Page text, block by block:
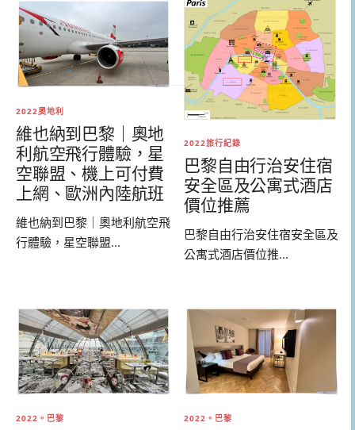
2022奧地利
維也納到巴黎｜奧地
利航空飛行體驗，星
空聯盟、機上可付費
上網、歐洲內陸航班
維也納到巴黎｜奧地利航空飛
行體驗，星空聯盟...
2022旅行紀錄
巴黎自由行治安住宿
安全區及公寓式酒店
價位推薦
巴黎自由行治安住宿安全區及
公寓式酒店價位推...
2022。巴黎 2022。巴黎